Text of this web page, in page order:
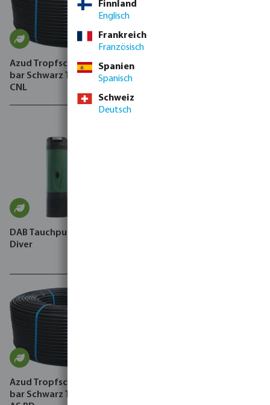
Azud Tropfschlauch PE 4.0
bar Schwarz Typ Premier
CNL
DAB Tauchpumpe, ESYBOX
Diver
Azud Tropfschlauch PE 4.0
bar Schwarz Typ Premier PC
Finnland
Englisch
Frankreich
Französisch
Spanien
Spanisch
Schweiz
Deutsch